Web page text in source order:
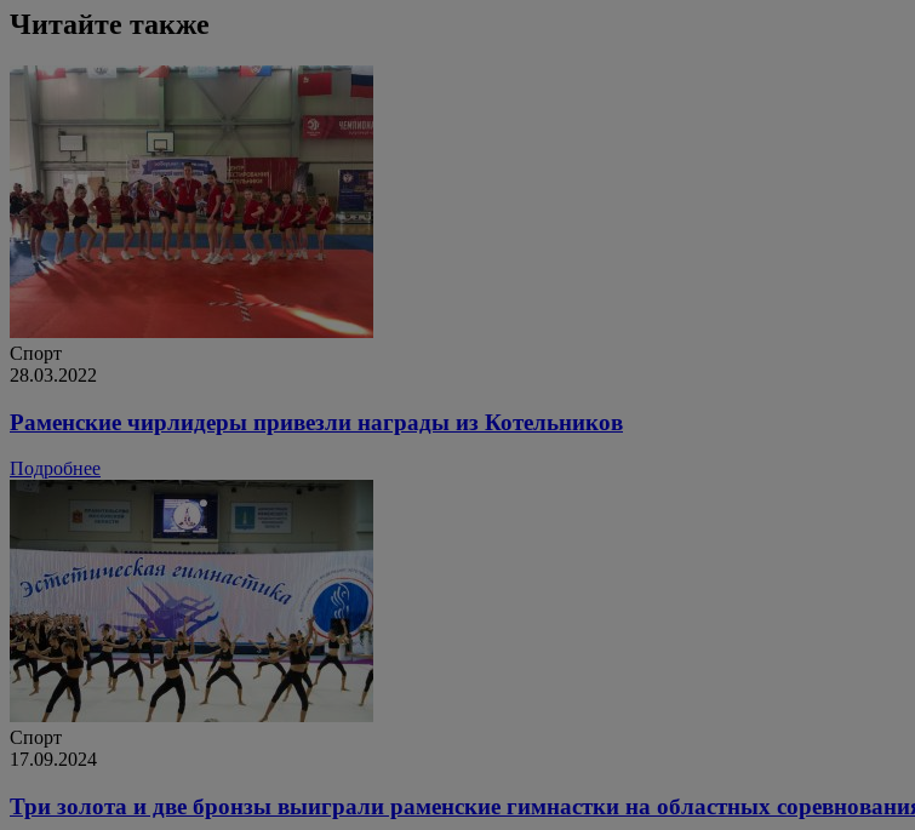
Читайте также
Спорт
28.03.2022
Раменские чирлидеры привезли награды из Котельников
Подробнее
Спорт
17.09.2024
Три золота и две бронзы выиграли раменские гимнастки на областных